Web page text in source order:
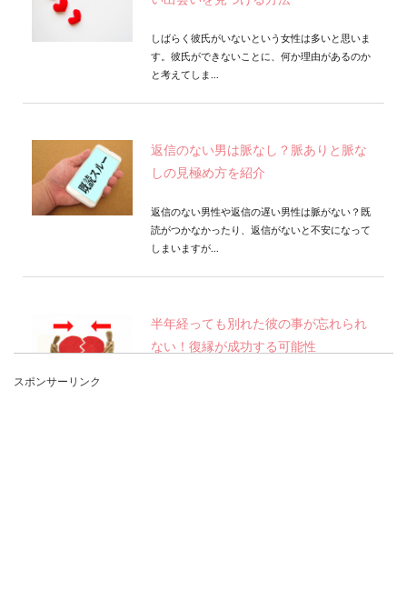
しばらく彼氏がいないという女性は多いと思いま
す。彼氏ができないことに、何か理由があるのか
と考えてしま...
返信のない男は脈なし？脈ありと脈な
しの見極め方を紹介
返信のない男性や返信の遅い男性は脈がない？既
読がつかなかったり、返信がないと不安になって
しまいますが...
半年経っても別れた彼の事が忘れられ
ない！復縁が成功する可能性
スポンサーリンク